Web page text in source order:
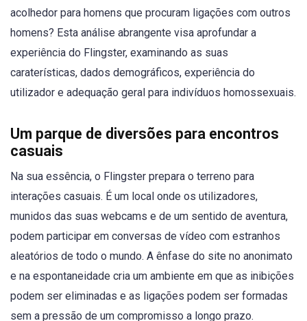
acolhedor para homens que procuram ligações com outros
homens? Esta análise abrangente visa aprofundar a
experiência do Flingster, examinando as suas
caraterísticas, dados demográficos, experiência do
utilizador e adequação geral para indivíduos homossexuais.
Um parque de diversões para encontros
casuais
Na sua essência, o Flingster prepara o terreno para
interações casuais. É um local onde os utilizadores,
munidos das suas webcams e de um sentido de aventura,
podem participar em conversas de vídeo com estranhos
aleatórios de todo o mundo. A ênfase do site no anonimato
e na espontaneidade cria um ambiente em que as inibições
podem ser eliminadas e as ligações podem ser formadas
sem a pressão de um compromisso a longo prazo.